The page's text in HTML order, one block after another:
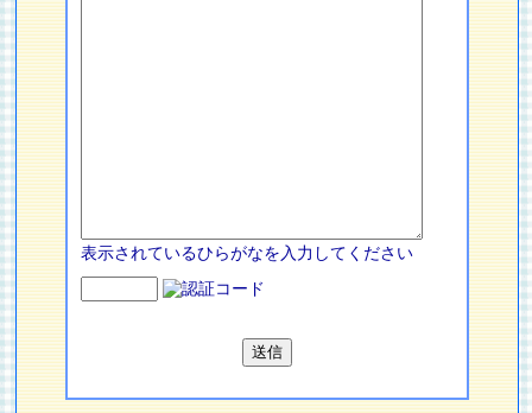
表示されているひらがなを入力してください